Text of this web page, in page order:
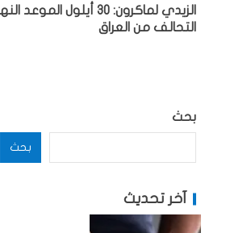
الزيدي لماكرون: 30
التحالف من العراق
بحث
بحث
آخر تحديث